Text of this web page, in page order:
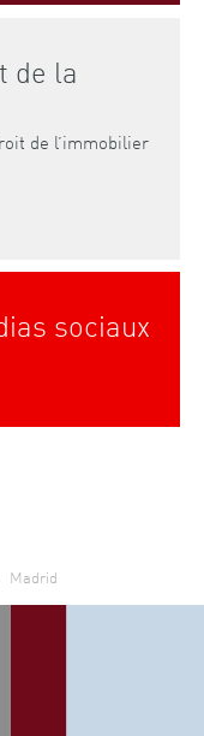
de la
de l’immobilier
sociaux
Madrid